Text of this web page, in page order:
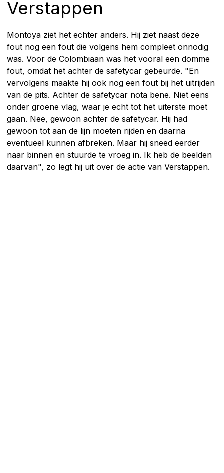
Verstappen
Montoya ziet het echter anders. Hij ziet naast deze
fout nog een fout die volgens hem compleet onnodig
was. Voor de Colombiaan was het vooral een domme
fout, omdat het achter de safetycar gebeurde. "En
vervolgens maakte hij ook nog een fout bij het uitrijden
van de pits. Achter de safetycar nota bene. Niet eens
onder groene vlag, waar je echt tot het uiterste moet
gaan. Nee, gewoon achter de safetycar. Hij had
gewoon tot aan de lijn moeten rijden en daarna
eventueel kunnen afbreken. Maar hij sneed eerder
naar binnen en stuurde te vroeg in. Ik heb de beelden
daarvan", zo legt hij uit over de actie van Verstappen.